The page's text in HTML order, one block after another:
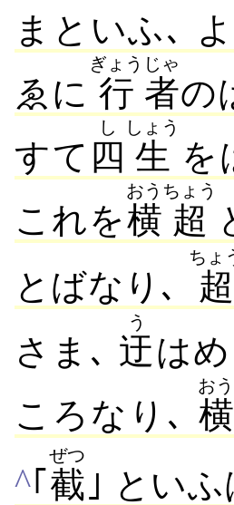
まといふ､
ゑに 行
ぎょう
者
じゃ
の
すて 四
し
生
しょう
を
これを横
おう
超
ちょう
とばなり､
超
ちょ
さま､ 迂
う
は
ころなり､ 横
おう
^｢ 截
ぜつ
｣ とい